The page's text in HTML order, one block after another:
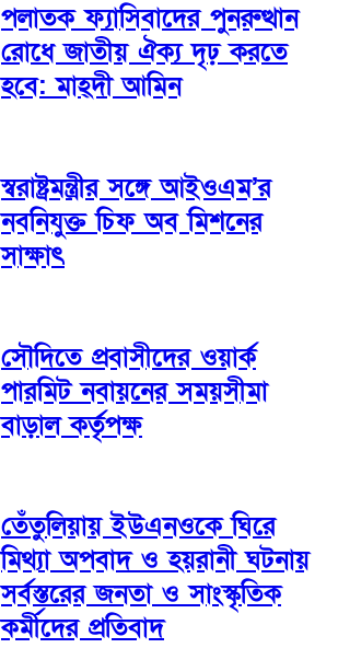
পলাতক ফ্যাসিবাদের পুনরুত্থান
রোধে জাতীয় ঐক্য দৃঢ় করতে
হবে: মাহ্দী আমিন
স্বরাষ্ট্রমন্ত্রীর সঙ্গে আইওএম’র
নবনিযুক্ত চিফ অব মিশনের
সাক্ষাৎ
সৌদিতে প্রবাসীদের ওয়ার্ক
পারমিট নবায়নের সময়সীমা
বাড়াল কর্তৃপক্ষ
তেঁতুলিয়ায় ইউএনওকে ঘিরে
মিথ্যা অপবাদ ও হয়রানী ঘটনায়
সর্বস্তরের জনতা ও সাংস্কৃতিক
কর্মীদের প্রতিবাদ